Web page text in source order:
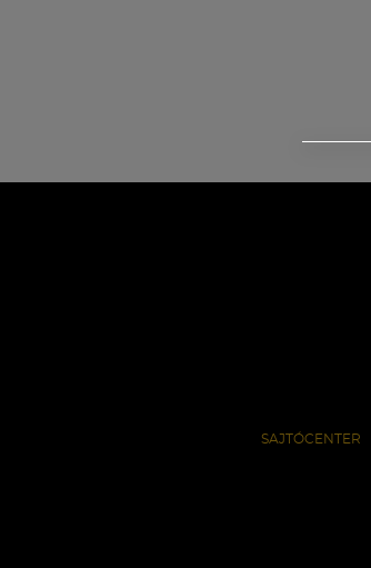
SAJTÓCENTER